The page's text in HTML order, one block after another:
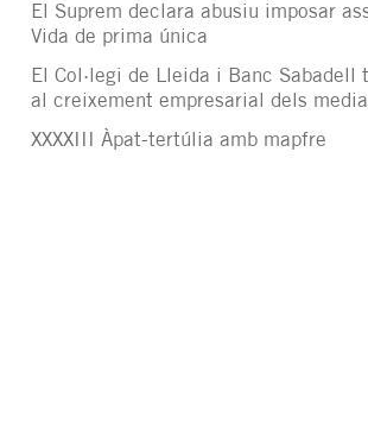
El Suprem declara abusiu imposar
Vida de prima única
El Col·legi de Lleida i Banc Sabadell
al creixement empresarial dels
XXXXIII Àpat-tertúlia amb mapfre